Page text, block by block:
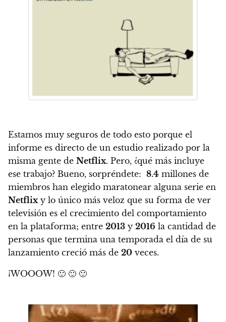
Estamos muy seguros de todo esto porque el
informe es directo de un estudio realizado por la
misma gente de Netflix. Pero, ¿qué más incluye
ese trabajo? Bueno, sorpréndete: 8.4 millones de
miembros han elegido maratonear alguna serie en
Netflix y lo único más veloz que su forma de ver
televisión es el crecimiento del comportamiento
en la plataforma; entre 2013 y 2016 la cantidad de
personas que termina una temporada el día de su
lanzamiento creció más de 20 veces.
¡WOOOW! 🙂 🙂 🙂